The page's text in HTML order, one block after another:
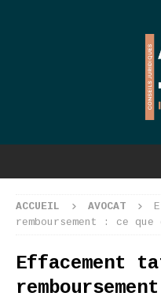
ACCUEIL AVOCAT
remboursement : ce
Effacement